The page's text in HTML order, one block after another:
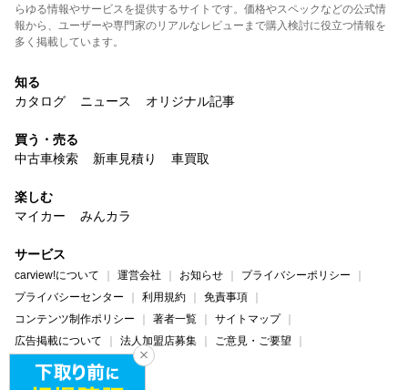
らゆる情報やサービスを提供するサイトです。価格やスペックなどの公式情
報から、ユーザーや専門家のリアルなレビューまで購入検討に役立つ情報を
多く掲載しています。
知る
カタログ
ニュース オリジナル記事
買う・売る
中古車検索
新車見積り 車買取
楽しむ
マイカー
みんカラ
サービス
carview!について 運営会社 お知らせ
プライバシーポリシー
プライバシーセンター
利用規約
免責事項
コンテンツ制作ポリシー
著者一覧
サイトマップ
広告掲載について
法人加盟店募集
ご意見・ご要望
ヘルプ・お問い合わせ